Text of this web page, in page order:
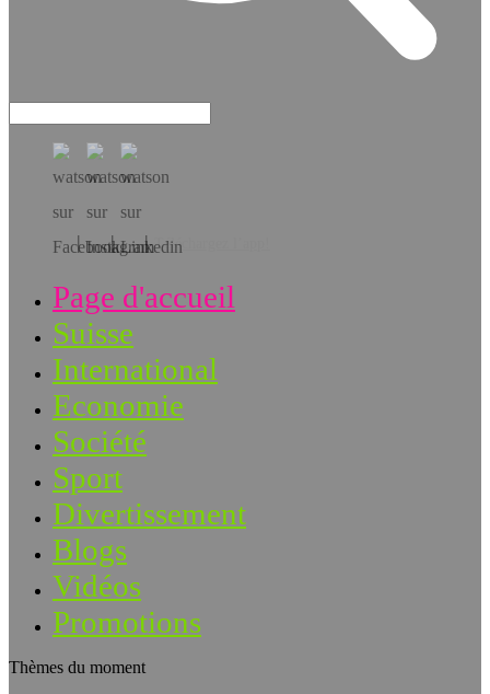
Téléchargez l’app!
Page d'accueil
Suisse
International
Economie
Société
Sport
Divertissement
Blogs
Vidéos
Promotions
Thèmes du moment